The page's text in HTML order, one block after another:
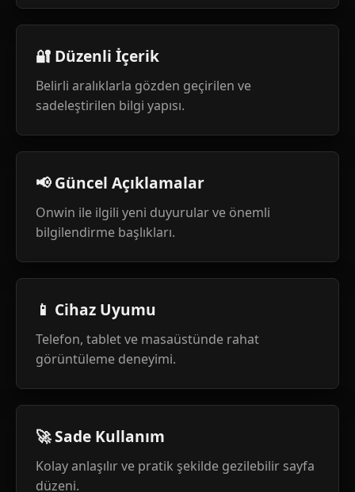
🔐 Düzenli İçerik
Belirli aralıklarla gözden geçirilen ve
sadeleştirilen bilgi yapısı.
📢 Güncel Açıklamalar
Onwin ile ilgili yeni duyurular ve önemli
bilgilendirme başlıkları.
📱 Cihaz Uyumu
Telefon, tablet ve masaüstünde rahat
görüntüleme deneyimi.
🚀 Sade Kullanım
Kolay anlaşılır ve pratik şekilde gezilebilir sayfa
düzeni.